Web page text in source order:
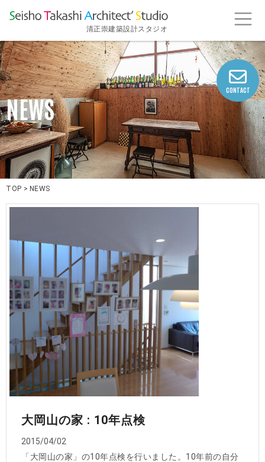
清正崇建築設計スタジオ
NEWS
TOP > NEWS
大岡山の家 : 10年点検
2015/04/02
「大岡山の家」の10年点検を行いました。10年前の自分
CONTACT